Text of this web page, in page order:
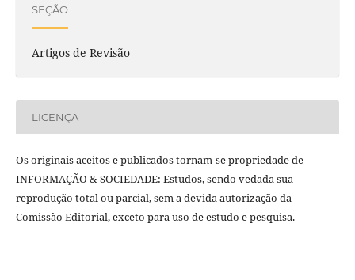
SEÇÃO
Artigos de Revisão
LICENÇA
Os originais aceitos e publicados tornam-se propriedade de
INFORMAÇÃO & SOCIEDADE: Estudos, sendo vedada sua
reprodução total ou parcial, sem a devida autorização da
Comissão Editorial, exceto para uso de estudo e pesquisa.